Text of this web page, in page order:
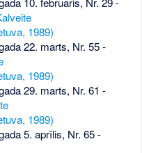
1989)
22. marts, Nr. 55-
1989)
29. marts, Nr. 61 -
1989)
5. aprīlis, Nr. 65-